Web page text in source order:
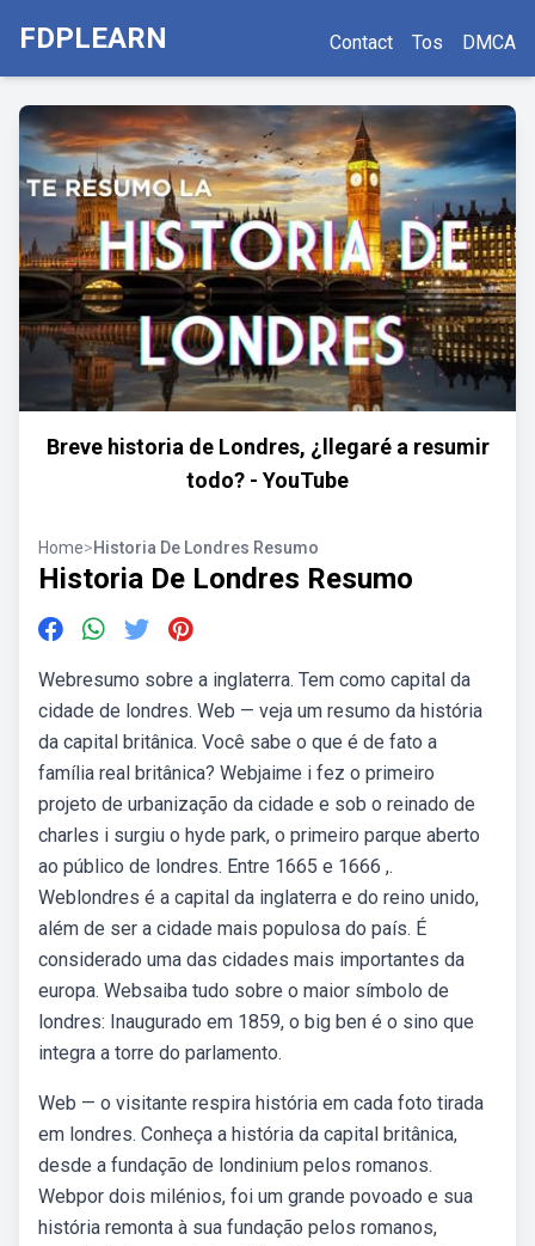
FDPLEARN Contact Tos DMCA
Breve historia de Londres, ¿llegaré a resumir
todo? - YouTube
Home>Historia De Londres Resumo
Historia De Londres Resumo
Webresumo sobre a inglaterra. Tem como capital da
cidade de londres. Web — veja um resumo da história
da capital britânica. Você sabe o que é de fato a
família real britânica? Webjaime i fez o primeiro
projeto de urbanização da cidade e sob o reinado de
charles i surgiu o hyde park, o primeiro parque aberto
ao público de londres. Entre 1665 e 1666 ,.
Weblondres é a capital da inglaterra e do reino unido,
além de ser a cidade mais populosa do país. É
considerado uma das cidades mais importantes da
europa. Websaiba tudo sobre o maior símbolo de
londres: Inaugurado em 1859, o big ben é o sino que
integra a torre do parlamento.
Web — o visitante respira história em cada foto tirada
em londres. Conheça a história da capital britânica,
desde a fundação de londinium pelos romanos.
Webpor dois milénios, foi um grande povoado e sua
história remonta à sua fundação pelos romanos,